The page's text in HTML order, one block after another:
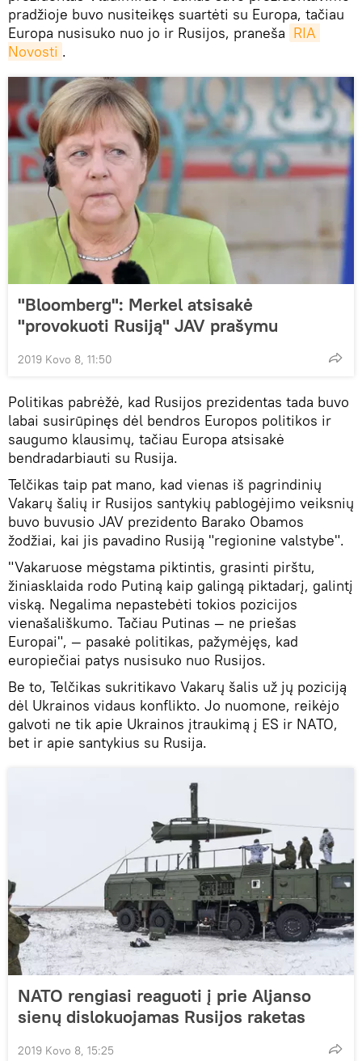
pradžioje buvo nusiteikęs suartėti su Europa, tačiau
Europa nusisuko nuo jo ir Rusijos, praneša RIA
Novosti .
"Bloomberg": Merkel atsisakė
"provokuoti Rusiją" JAV prašymu
2019 Kovo 8, 11:50
Politikas pabrėžė, kad Rusijos prezidentas tada buvo
labai susirūpinęs dėl bendros Europos politikos ir
saugumo klausimų, tačiau Europa atsisakė
bendradarbiauti su Rusija.
Telčikas taip pat mano, kad vienas iš pagrindinių
Vakarų šalių ir Rusijos santykių pablogėjimo veiksnių
buvo buvusio JAV prezidento Barako Obamos
žodžiai, kai jis pavadino Rusiją "regionine valstybe".
"Vakaruose mėgstama piktintis, grasinti pirštu,
žiniasklaida rodo Putiną kaip galingą piktadarį, galintį
viską. Negalima nepastebėti tokios pozicijos
vienašališkumo. Tačiau Putinas — ne priešas
Europai", — pasakė politikas, pažymėjęs, kad
europiečiai patys nusisuko nuo Rusijos.
Be to, Telčikas sukritikavo Vakarų šalis už jų poziciją
dėl Ukrainos vidaus konflikto. Jo nuomone, reikėjo
galvoti ne tik apie Ukrainos įtraukimą į ES ir NATO,
bet ir apie santykius su Rusija.
NATO rengiasi reaguoti į prie Aljanso
sienų dislokuojamas Rusijos raketas
2019 Kovo 8, 15:25